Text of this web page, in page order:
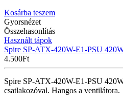
Kosárba teszem
Gyorsnézet
Összehasonlítás
Használt tápok
Spire SP-ATX-420W-E1-PSU
4.500Ft
Spire SP-ATX-420W-E1-PSU
csatlakozóval. Hangos a ventilátora.